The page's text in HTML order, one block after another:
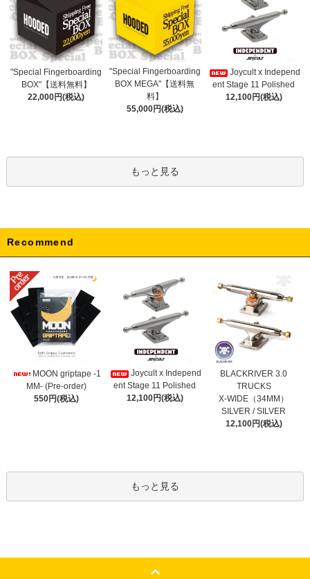
"Special Fingerboarding
BOX"【送料無料】
22,000円(税込)
"Special Fingerboarding
BOX MEGA"【送料無
料】
55,000円(税込)
Joycult x Independ
ent Stage 11 Polished
12,100円(税込)
もっと見る
Recommend
MOON griptape -1
MM- (Pre-order)
550円(税込)
Joycult x Independ
ent Stage 11 Polished
12,100円(税込)
BLACKRIVER 3.0
TRUCKS
X-WIDE（34MM）
SILVER / SILVER
12,100円(税込)
もっと見る